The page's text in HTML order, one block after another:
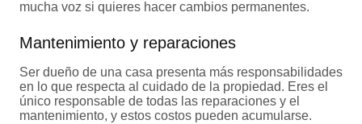
mucha voz si quieres hacer cambios permanentes.
Mantenimiento y reparaciones
Ser dueño de una casa presenta más responsabilidades
en lo que respecta al cuidado de la propiedad. Eres el
único responsable de todas las reparaciones y el
mantenimiento, y estos costos pueden acumularse.